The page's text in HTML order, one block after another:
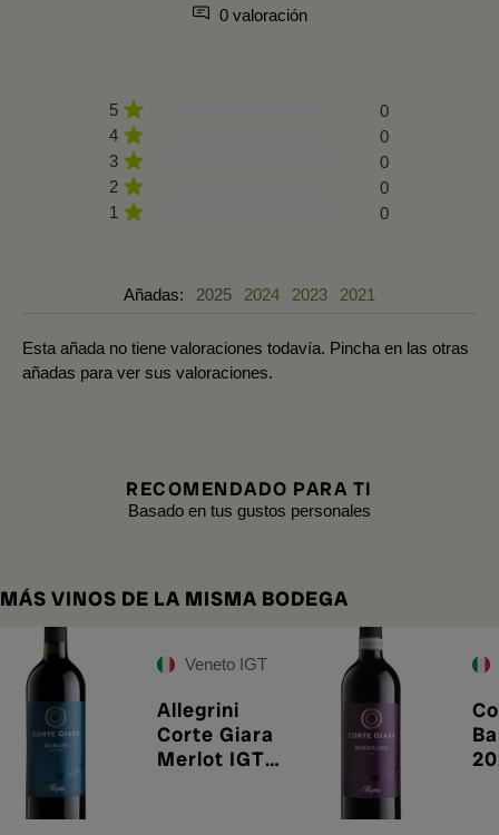
0 valoración
5
0
4
0
3
0
2
0
1
0
Añadas: 2025 2024 2023 2021
Esta añada no tiene valoraciones todavía. Pincha en las otras
añadas para ver sus valoraciones.
RECOMENDADO PARA TI
Basado en tus gustos personales
MÁS VINOS DE LA MISMA BODEGA
Veneto IGT
Allegrini
Corte Giara
Merlot IGT